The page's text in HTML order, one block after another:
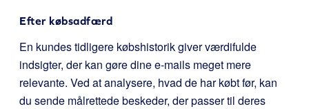
Efter købsadfærd
En kundes tidligere købshistorik giver værdifulde
indsigter, der kan gøre dine e-mails meget mere
relevante. Ved at analysere, hvad de har købt før, kan
du sende målrettede beskeder, der passer til deres